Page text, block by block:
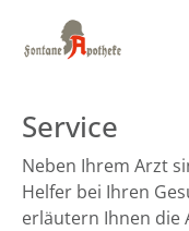
Service
Neben Ihrem Arzt
Helfer bei Ihren
erläutern Ihnen die